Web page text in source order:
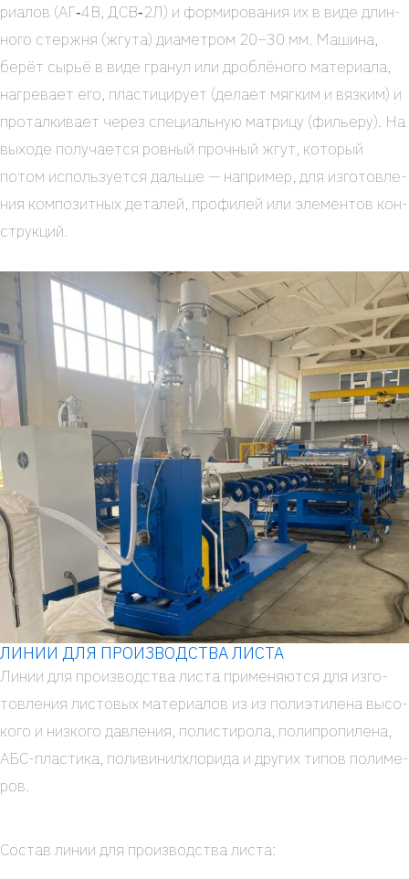
ри­а­лов (АГ‑4В, ДСВ‑2Л) и фор­ми­ро­ва­ния их в виде длин­
но­го стерж­ня (жгу­та) диа­мет­ром 20–30 мм. Маши­на,
берёт сырьё в виде гра­нул или дроб­лё­но­го мате­ри­а­ла,
нагре­ва­ет его, пла­сти­ци­ру­ет (дела­ет мяг­ким и вяз­ким) и
про­тал­ки­ва­ет через спе­ци­аль­ную мат­ри­цу (филье­ру). На
выхо­де полу­ча­ет­ся ров­ный проч­ный жгут, кото­рый
потом исполь­зу­ет­ся даль­ше — напри­мер, для изго­тов­ле­
ния ком­по­зит­ных дета­лей, про­фи­лей или эле­мен­тов кон­
струк­ций.
ЛИНИИ ДЛЯ ПРОИЗВОДСТВА ЛИСТА
Линии для про­из­вод­ства листа при­ме­ня­ют­ся для изго­
тов­ле­ния листо­вых мате­ри­а­лов из из поли­эти­ле­на высо­
ко­го и низ­ко­го дав­ле­ния, поли­сти­ро­ла, поли­про­пи­ле­на,
АБС-пла­­сти­ка, поли­ви­нил­хло­ри­да и дру­гих типов поли­ме­
ров.
Состав линии для про­из­вод­ства листа: